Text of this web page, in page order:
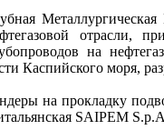
отрасли,
на
Каспийского моря,
на прокладку
SAIPEM